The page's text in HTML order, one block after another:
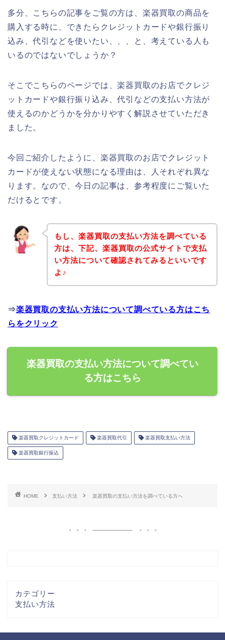
多分、こちらの記事をご覧の方は、楽器買取の商品を
購入する時に、できたらクレジットカードや銀行振り
込み、代引などを使いたい、、、と、考えている人も
いるのではないでしょうか？
そこでこちらのページでは、楽器買取のお店でクレジ
ットカードや銀行振り込み、代引などの支払い方法が
使えるのかどうかを分かりやすく解説させていただき
ました。
今回ご紹介したように、楽器買取のお店でクレジット
カードが使えない状態になる理由は、人それぞれ異な
ります。なので、今日の記事は、参考程度にご覧いた
だけるとです。
もし、楽器買取の支払い方法を調べている
方は、下記、楽器買取の公式サイトで支払
い方法について確認されてみるといいです
よ♪
⇒楽器買取の支払い方法について調べている方はこち
らをクリック
楽器買取の支払い方法について調べてい
る方はこちら
楽器買取クレジットカード 楽器買取代引 楽器買取支払い方法
楽器買取銀行振込
HOME 支払い方法 楽器買取の支払い方法を調べている方へ
カテゴリー
支払い方法